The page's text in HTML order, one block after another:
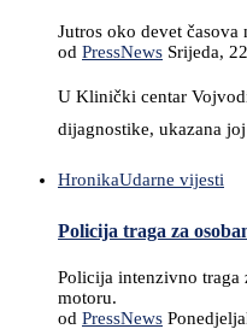
Jutros oko devet
od PressNews Srijeda,
U Klinički centar
dijagnostike, ukazana
HronikaUdarne vijesti
Policija traga za
Policija intenzivno traga
motoru.
od PressNews